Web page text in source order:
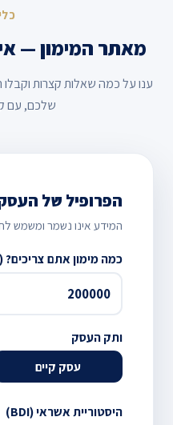
מאתר המימון —
ענו על כמה שאלות קצרות
שלכם, עם
הפרופיל של
המידע אינו נשמר ומשמש
כמה מימון אתם
ותק העסק
עסק קיים
היסטוריית אשראי (BDI)